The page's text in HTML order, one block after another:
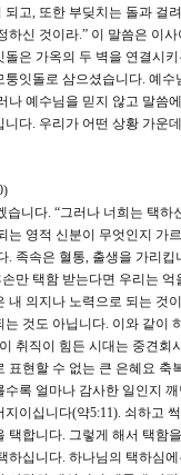
되고, 또한 부딪치는 돌과 걸
하신 것이라.” 이 말씀은 이
돌은 가옥의 두 벽을 연결시
퉁잇돌로 삼으셨습니다. 예
나 예수님을 믿지 않고 말씀
니다. 우리가 어떤 상황 가운
습니다. “그러나 너희는 택
는 영적 신분이 무엇인지 가
. 족속은 혈통, 출생을 가리
만 택함 받는다면 우리는
내 의지나 노력으로 되는 것
는 것도 아닙니다. 이와 같이
취직이 힘든 시대는 중견
표현할 수 없는 큰 은혜요
록 얼마나 감사한 일인지
이십니다(약5:11). 쇠하고
택합니다. 그렇게 해서 택함
하십니다. 하나님의 택하심